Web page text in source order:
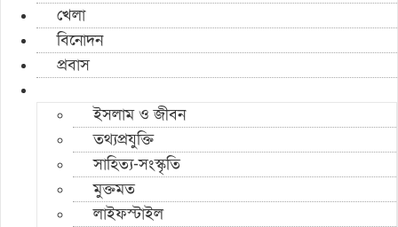
খেলা
বিনোদন
প্রবাস
ইসলাম ও জীবন
তথ্যপ্রযুক্তি
সাহিত্য-সংস্কৃতি
মুক্তমত
লাইফস্টাইল